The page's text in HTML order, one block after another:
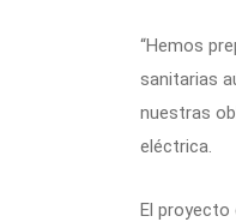
“Hemos
sanitarias
nuestras
eléctrica.
El proyecto